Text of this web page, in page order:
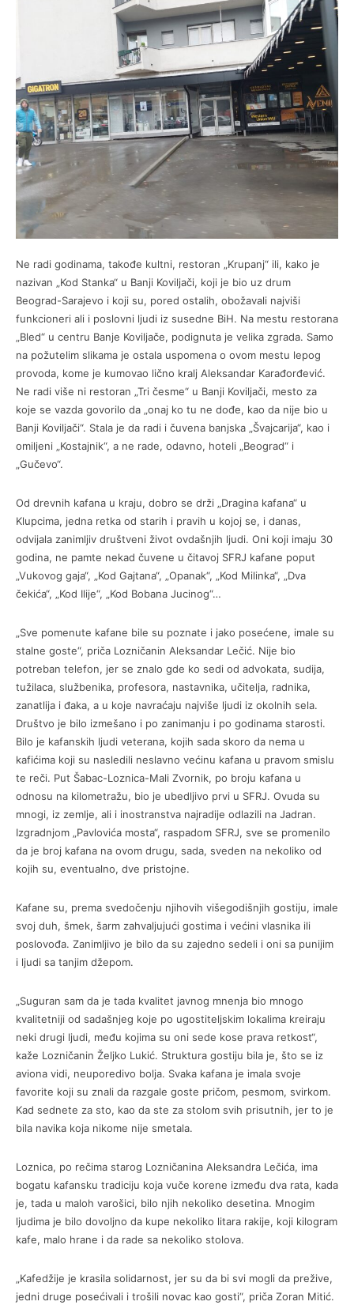
Ne radi godinama, takođe kultni, restoran „Krupanj“ ili, kako je
nazivan „Kod Stanka“ u Banji Koviljači, koji je bio uz drum
Beograd-Sarajevo i koji su, pored ostalih, obožavali najviši
funkcioneri ali i poslovni ljudi iz susedne BiH. Na mestu restorana
„Bled“ u centru Banje Koviljače, podignuta je velika zgrada. Samo
na požutelim slikama je ostala uspomena o ovom mestu lepog
provoda, kome je kumovao lično kralj Aleksandar Karađorđević.
Ne radi više ni restoran „Tri česme“ u Banji Koviljači, mesto za
koje se vazda govorilo da „onaj ko tu ne dođe, kao da nije bio u
Banji Koviljači“. Stala je da radi i čuvena banjska „Švajcarija“, kao i
omiljeni „Kostajnik“, a ne rade, odavno, hoteli „Beograd“ i
„Gučevo“.
Od drevnih kafana u kraju, dobro se drži „Dragina kafana“ u
Klupcima, jedna retka od starih i pravih u kojoj se, i danas,
odvijala zanimljiv društveni život ovdašnjih ljudi. Oni koji imaju 30
godina, ne pamte nekad čuvene u čitavoj SFRJ kafane poput
„Vukovog gaja“, „Kod Gajtana“, „Opanak“, „Kod Milinka“, „Dva
čekića“, „Kod Ilije“, „Kod Bobana Jucinog“…
„Sve pomenute kafane bile su poznate i jako posećene, imale su
stalne goste“, priča Lozničanin Aleksandar Lečić. Nije bio
potreban telefon, jer se znalo gde ko sedi od advokata, sudija,
tužilaca, službenika, profesora, nastavnika, učitelja, radnika,
zanatlija i đaka, a u koje navraćaju najviše ljudi iz okolnih sela.
Društvo je bilo izmešano i po zanimanju i po godinama starosti.
Bilo je kafanskih ljudi veterana, kojih sada skoro da nema u
kafićima koji su nasledili neslavno većinu kafana u pravom smislu
te reči. Put Šabac-Loznica-Mali Zvornik, po broju kafana u
odnosu na kilometražu, bio je ubedljivo prvi u SFRJ. Ovuda su
mnogi, iz zemlje, ali i inostranstva najradije odlazili na Jadran.
Izgradnjom „Pavlovića mosta“, raspadom SFRJ, sve se promenilo
da je broj kafana na ovom drugu, sada, sveden na nekoliko od
kojih su, eventualno, dve pristojne.
Kafane su, prema svedočenju njihovih višegodišnjih gostiju, imale
svoj duh, šmek, šarm zahvaljujući gostima i većini vlasnika ili
poslovođa. Zanimljivo je bilo da su zajedno sedeli i oni sa punijim
i ljudi sa tanjim džepom.
„Suguran sam da je tada kvalitet javnog mnenja bio mnogo
kvalitetniji od sadašnjeg koje po ugostiteljskim lokalima kreiraju
neki drugi ljudi, među kojima su oni sede kose prava retkost“,
kaže Lozničanin Željko Lukić. Struktura gostiju bila je, što se iz
aviona vidi, neuporedivo bolja. Svaka kafana je imala svoje
favorite koji su znali da razgale goste pričom, pesmom, svirkom.
Kad sednete za sto, kao da ste za stolom svih prisutnih, jer to je
bila navika koja nikome nije smetala.
Loznica, po rečima starog Lozničanina Aleksandra Lečića, ima
bogatu kafansku tradiciju koja vuče korene između dva rata, kada
je, tada u maloh varošici, bilo njih nekoliko desetina. Mnogim
ljudima je bilo dovoljno da kupe nekoliko litara rakije, koji kilogram
kafe, malo hrane i da rade sa nekoliko stolova.
„Kafedžije je krasila solidarnost, jer su da bi svi mogli da prežive,
jedni druge posećivali i trošili novac kao gosti“, priča Zoran Mitić.